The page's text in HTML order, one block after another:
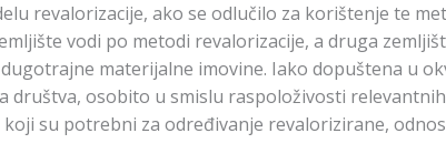
revalorizacije, ako se odlučilo za korištenje te
vodi po metodi revalorizacije, a druga
materijalne imovine. Iako dopuštena u
društva, osobito u smislu raspoloživosti
su potrebni za određivanje revalorizirane,